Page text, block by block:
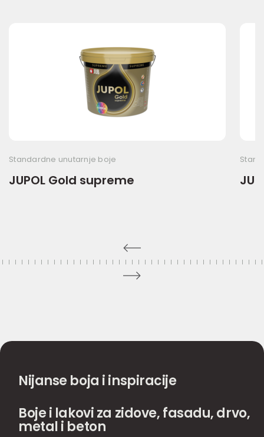
Standardne unutarnje boje
JUPOL Gold supreme
Nijanse boja i inspiracije
Boje i lakovi za zidove, fasadu, drvo,
metal i beton